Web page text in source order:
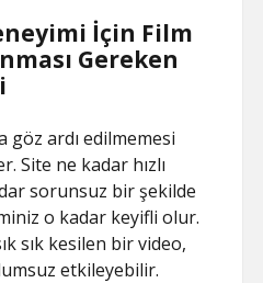
İçin Film
Gereken
göz ardı edilmemesi
Site ne kadar hızlı
sorunsuz bir şekilde
o kadar keyifli olur.
sık kesilen bir video,
etkileyebilir.